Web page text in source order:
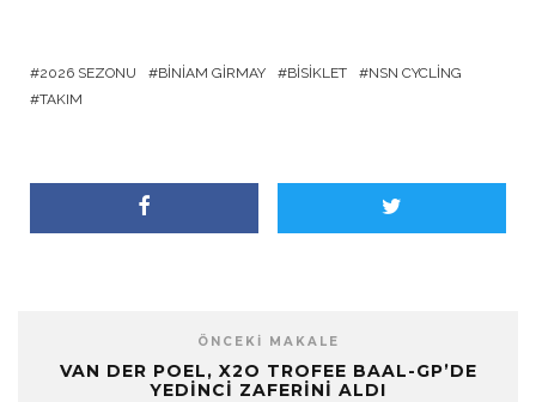
2026 SEZONU BINIAM GIRMAY BISIKLET
NSN CYCLING
TAKIM
ÖNCEKI MAKALE
VAN DER POEL, X2O TROFEE BAAL-GP’DE
YEDINCI ZAFERINI ALDI